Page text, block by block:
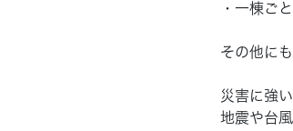
・一棟ご
その他に
災害に強
地震や台